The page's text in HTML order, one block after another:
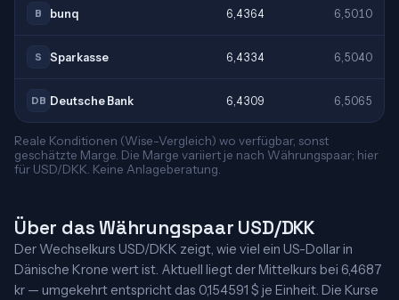
B bunq 6,4364 6,5010
S Sparkasse 6,4334 6,5040
DB Deutsche Bank 6,4309 6,5065
Reale Konditionen (Wise-Vergleich) wo verfügbar, sonst
geschätzte Marge. Die Marge variiert je nach Währungspaar; hier
für USD/DKK. Keine Anlageberatung.
Über das Währungspaar USD/DKK
Der Wechselkurs USD/DKK zeigt, wie viel ein US-Dollar in
Dänische Krone wert ist. Aktuell liegt der Mittelkurs bei 6,4687
kr — umgekehrt entspricht das 0,154591 $ je Einheit. Die Kurse